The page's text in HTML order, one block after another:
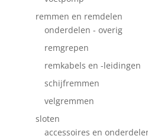
remmen en remdelen
onderdelen - overig
remgrepen
remkabels en -leidingen
schijfremmen
velgremmen
sloten
accessoires en